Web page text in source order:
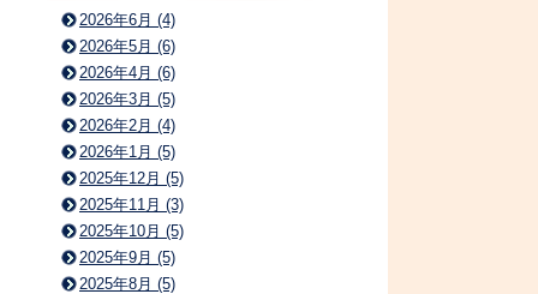
2026年6月 (4)
2026年5月 (6)
2026年4月 (6)
2026年3月 (5)
2026年2月 (4)
2026年1月 (5)
2025年12月 (5)
2025年11月 (3)
2025年10月 (5)
2025年9月 (5)
2025年8月 (5)